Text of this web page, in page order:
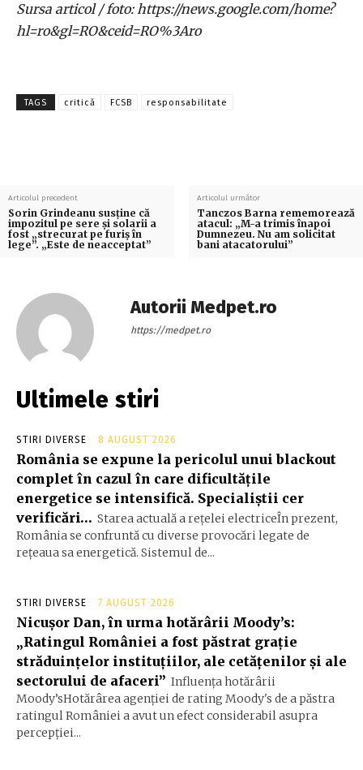
Sursa articol / foto: https://news.google.com/home?
hl=ro&gl=RO&ceid=RO%3Aro
TAGS critică FCSB responsabilitate
Articolul precedent
Sorin Grindeanu susține că
impozitul pe sere și solarii a
fost „strecurat pe furiș în
lege”. „Este de neacceptat”
Articolul următor
Tanczos Barna rememorează
atacul: „M-a trimis înapoi
Dumnezeu. Nu am solicitat
bani atacatorului”
Autorii Medpet.ro
https://medpet.ro
Ultimele stiri
STIRI DIVERSE 8 AUGUST 2026
România se expune la pericolul unui blackout
complet în cazul în care dificultățile
energetice se intensifică. Specialiștii cer
verificări… Starea actuală a rețelei electriceÎn prezent,
România se confruntă cu diverse provocări legate de
rețeaua sa energetică. Sistemul de...
STIRI DIVERSE 7 AUGUST 2026
Nicușor Dan, în urma hotărârii Moody’s:
„Ratingul României a fost păstrat grație
străduințelor instituțiilor, ale cetățenilor și ale
sectorului de afaceri” Influența hotărârii
Moody’sHotărârea agenției de rating Moody's de a păstra
ratingul României a avut un efect considerabil asupra
percepției...